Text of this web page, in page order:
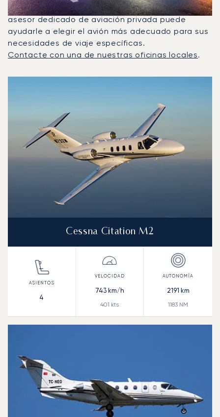
utilizados para vuelos entre Edimburgo y Faro. Un
asesor dedicado de aviación privada puede
ayudarle a elegir el avión más adecuado para sus
necesidades de viaje específicas.
Contacte con una de nuestras oficinas locales.
Cessna Citation M2
4
743km/h
401 kts
2191 km
1183 NM